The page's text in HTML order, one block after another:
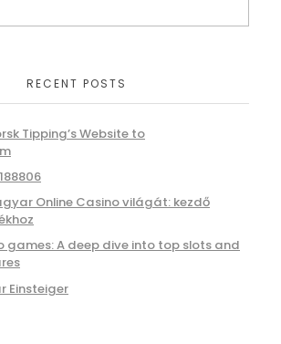
RECENT POSTS
Tipping’s Website to
Online Casino világát: kezdő
games: A deep dive into top slots and
Einsteiger